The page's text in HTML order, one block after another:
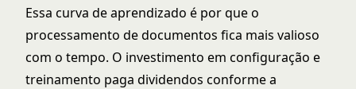
Essa curva de aprendizado é por que o
processamento de documentos fica mais valioso
com o tempo. O investimento em configuração e
treinamento paga dividendos conforme a